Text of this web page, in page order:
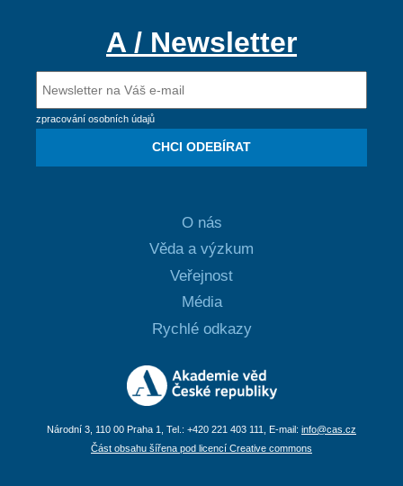
A / Newsletter
zpracování osobních údajů
CHCI ODEBÍRAT
O nás
Věda a výzkum
Veřejnost
Média
Rychlé odkazy
Národní 3, 110 00 Praha 1, Tel.: +420 221 403 111, E-mail: info@cas.cz
Část obsahu šířena pod licencí Creative commons